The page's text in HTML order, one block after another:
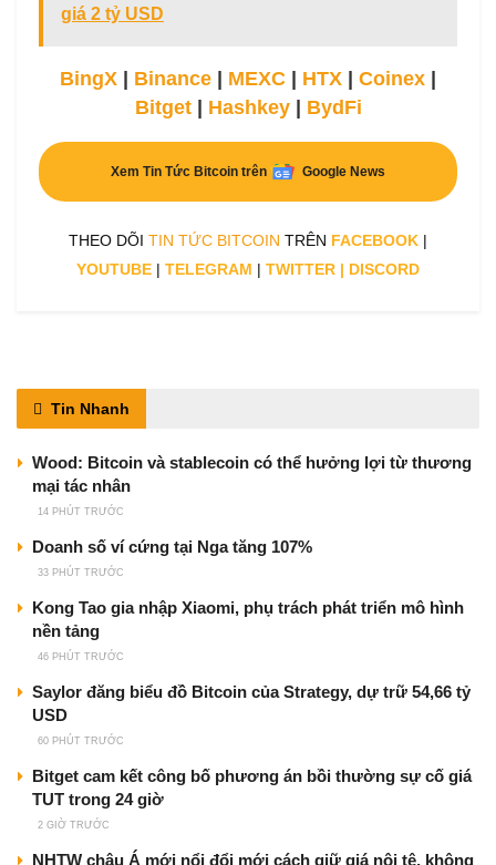
giá 2 tỷ USD
BingX Binance MEXC HTX Coinex
Bitget| Hashkey| BydFi
Xem Tin Tức Bitcoin trên Google News
THEO DÕI TIN TỨC BITCOIN TRÊN FACEBOOK |
YOUTUBE | TELEGRAM | TWITTER | DISCORD
Tin Nhanh
Wood: Bitcoin và stablecoin có thể hưởng lợi từ thương
mại tác nhân
14 PHÚT TRƯỚC
Doanh số ví cứng tại Nga tăng 107%
33 PHÚT TRƯỚC
Kong Tao gia nhập Xiaomi, phụ trách phát triển mô hình
nền tảng
46 PHÚT TRƯỚC
Saylor đăng biểu đồ Bitcoin của Strategy, dự trữ 54,66 tỷ
USD
60 PHÚT TRƯỚC
Bitget cam kết công bố phương án bồi thường sự cố giá
TUT trong 24 giờ
2 GIỜ TRƯỚC
NHTW châu Á mới nổi đổi mới cách giữ giá nội tệ, không